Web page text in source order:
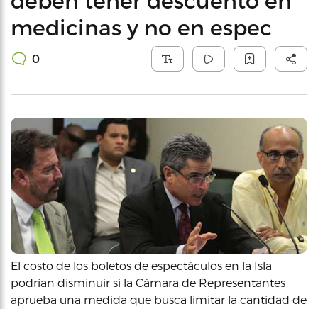
medicinas y no en espec
0
El costo de los boletos de espectáculos en la Isla
podrían disminuir si la Cámara de Representantes
aprueba una medida que busca limitar la cantidad de